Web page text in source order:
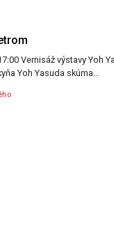
umelkyňa Yoh Yasuda skúma…